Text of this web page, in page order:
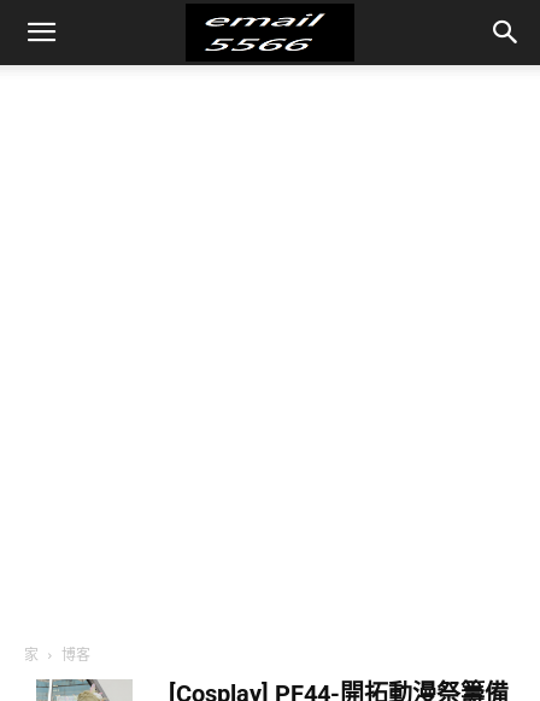
家 博客
[Cosplay] PF44-開拓動漫祭籌備